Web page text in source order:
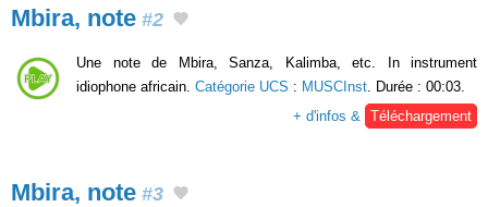
Mbira, note #2
Une note de Mbira, Sanza, Kalimba, etc. In instrument
idiophone africain. Catégorie UCS : MUSCInst . Durée : 00:03.
+ d'infos &
Téléchargement
Mbira, note #3